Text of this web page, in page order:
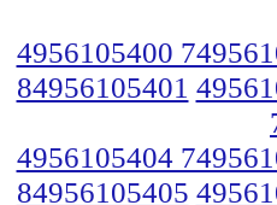
4956105400
84956105401
4956105404
84956105405